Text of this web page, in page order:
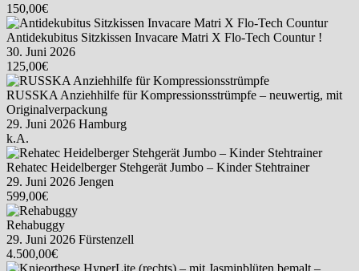
150,00€
Antidekubitus Sitzkissen Invacare Matri X Flo-Tech Countur !
30. Juni 2026
125,00€
RUSSKA Anziehhilfe für Kompressionsstrümpfe – neuwertig, mit
Originalverpackung
29. Juni 2026 Hamburg
k.A.
Rehatec Heidelberger Stehgerät Jumbo – Kinder Stehtrainer
29. Juni 2026 Jengen
599,00€
Rehabuggy
29. Juni 2026 Fürstenzell
4.500,00€